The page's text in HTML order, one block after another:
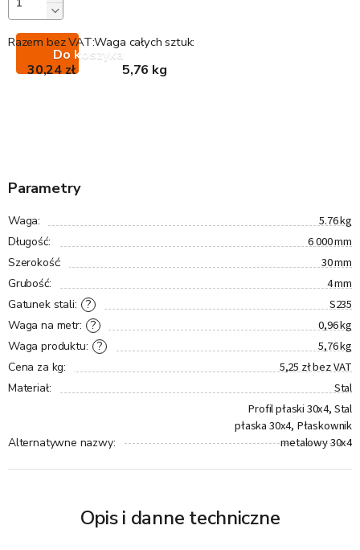
Do koszyka
Waga całych sztuk:
5,76 kg
Razem bez VAT:
30,24 zł
Parametry
Waga: 5.76 kg
Długość: 6 000 mm
Szerokość: 30 mm
Grubość: 4 mm
?
Gatunek stali: S235
?
Waga na metr: 0,96 kg
?
Waga produktu: 5,76 kg
Cena za kg: 5,25 zł bez VAT
Materiał: Stal
Alternatywne nazwy:
Profil płaski 30x4, Stal
płaska 30x4, Płaskownik
metalowy 30x4
Opis i danne techniczne